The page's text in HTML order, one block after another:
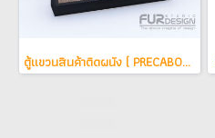
ตู้แขวนสินค้าติดผนัง ( PRECAB0010010 )